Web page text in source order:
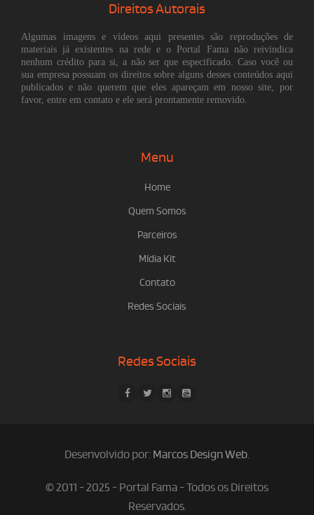
Direitos Autorais
Algumas imagens e vídeos aqui presentes são reproduções de
materiais já existentes na rede e o Portal Fama não reivindica
nenhum crédito para si, a não ser que especificado. Caso você ou
sua empresa possuam os direitos sobre alguns desses conteúdos aqui
publicados e não querem que eles apareçam em nosso site, por
favor, entre em contato e ele será prontamente removido.
Menu
Home
Quem Somos
Parceiros
Mídia Kit
Contato
Redes Sociais
Redes Sociais
Desenvolvido por: Marcos Design Web.
© 2011 - 2025 - Portal Fama - Todos os Direitos
Reservados.